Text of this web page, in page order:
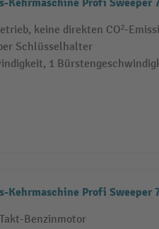
Kehrmaschine Profi Sweeper
keine direkten CO²-
Schlüsselhalter
1
Kehrmaschine Profi Sweeper
Benzinmotor